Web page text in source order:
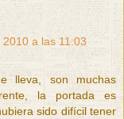
a las 11:03
lleva, son muchas
la portada es
sido difícil tener